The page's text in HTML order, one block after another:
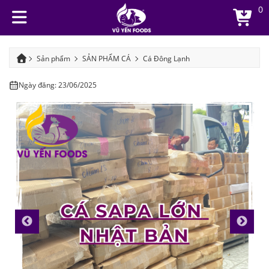
0
Sản phẩm SẢN PHẨM CÁ
Cá Đông Lạnh
Ngày đăng: 23/06/2025